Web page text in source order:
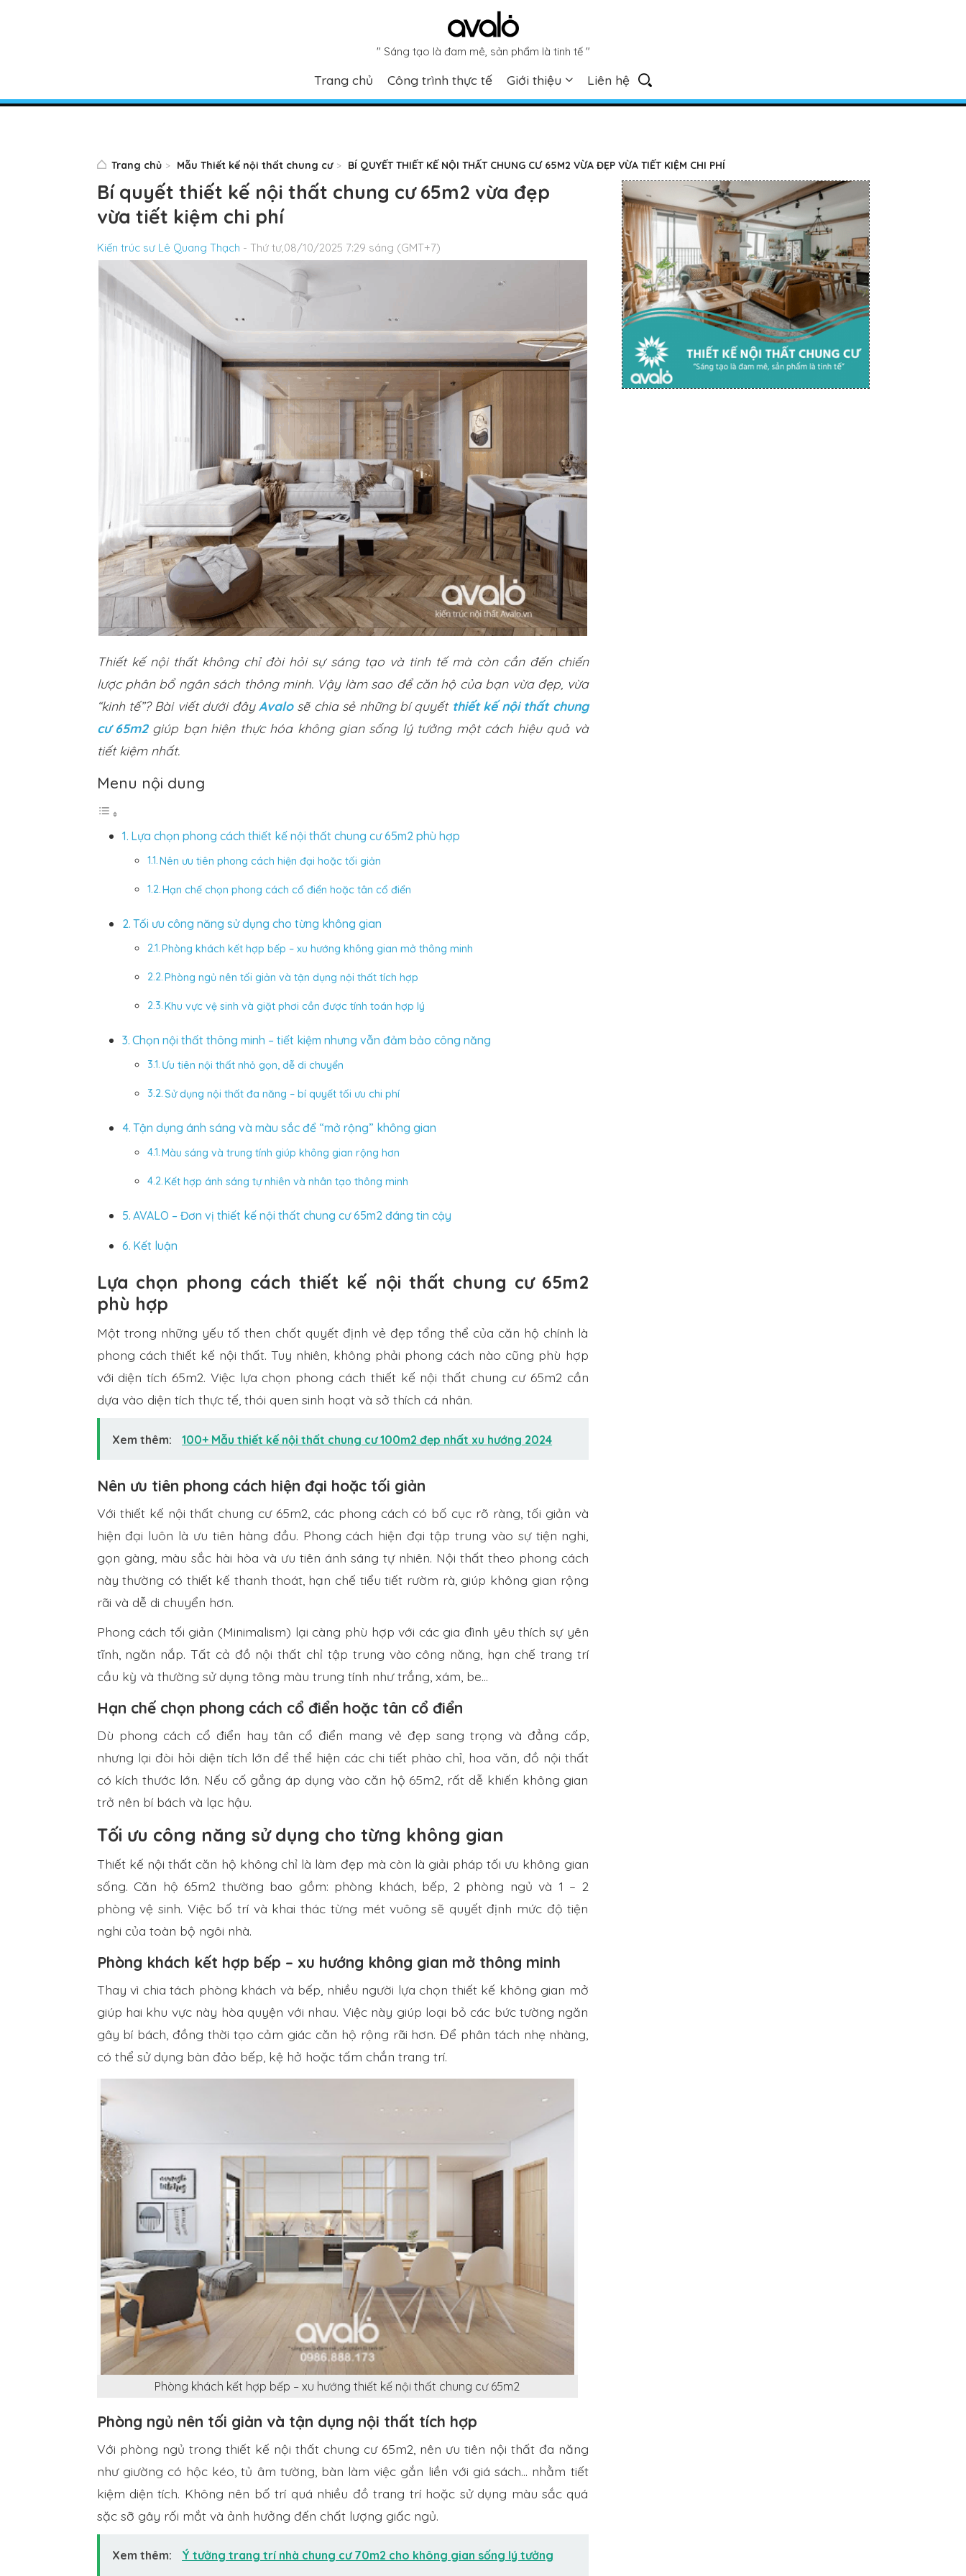
" Sáng tạo là đam mê, sản phẩm là tinh tế "
Trang chủ Công trình thực tế Giới thiệu Liên hệ
Trang chủ Mẫu Thiết kế nội thất chung cư BÍ QUYẾT THIẾT KẾ NỘI THẤT CHUNG CƯ 65M2 VỪA ĐẸP VỪA TIẾT KIỆM CHI PHÍ
Bí quyết thiết kế nội thất chung cư 65m2 vừa đẹp
vừa tiết kiệm chi phí
Kiến trúc sư Lê Quang Thạch - Thứ tư,08/10/2025 7:29 sáng (GMT+7)
Thiết kế nội thất không chỉ đòi hỏi sự sáng tạo và tinh tế mà còn cần đến chiến
lược phân bổ ngân sách thông minh. Vậy làm sao để căn hộ của bạn vừa đẹp, vừa
“kinh tế”? Bài viết dưới đâyAvalosẽ chia sẻ những bí quyết thiết kế nội thất chung
cư 65m2giúp bạn hiện thực hóa không gian sống lý tưởng một cách hiệu quả và
tiết kiệm nhất.
Menu nội dung
Lựa chọn phong cách thiết kế nội thất chung cư 65m2 phù hợp
Nên ưu tiên phong cách hiện đại hoặc tối giản
Hạn chế chọn phong cách cổ điển hoặc tân cổ điển
Tối ưu công năng sử dụng cho từng không gian
Phòng khách kết hợp bếp – xu hướng không gian mở thông minh
Phòng ngủ nên tối giản và tận dụng nội thất tích hợp
Khu vực vệ sinh và giặt phơi cần được tính toán hợp lý
Chọn nội thất thông minh – tiết kiệm nhưng vẫn đảm bảo công năng
Ưu tiên nội thất nhỏ gọn, dễ di chuyển
Sử dụng nội thất đa năng – bí quyết tối ưu chi phí
Tận dụng ánh sáng và màu sắc để “mở rộng” không gian
Màu sáng và trung tính giúp không gian rộng hơn
Kết hợp ánh sáng tự nhiên và nhân tạo thông minh
AVALO – Đơn vị thiết kế nội thất chung cư 65m2 đáng tin cậy
Kết luận
Lựa chọn phong cách thiết kế nội thất chung cư 65m2
phù hợp
Một trong những yếu tố then chốt quyết định vẻ đẹp tổng thể của căn hộ chính là
phong cách thiết kế nội thất. Tuy nhiên, không phải phong cách nào cũng phù hợp
với diện tích 65m2. Việc lựa chọn phong cách thiết kế nội thất chung cư 65m2 cần
dựa vào diện tích thực tế, thói quen sinh hoạt và sở thích cá nhân.
Xem thêm: 100+ Mẫu thiết kế nội thất chung cư 100m2 đẹp nhất xu hướng 2024
Nên ưu tiên phong cách hiện đại hoặc tối giản
Với thiết kế nội thất chung cư 65m2, các phong cách có bố cục rõ ràng, tối giản và
hiện đại luôn là ưu tiên hàng đầu. Phong cách hiện đại tập trung vào sự tiện nghi,
gọn gàng, màu sắc hài hòa và ưu tiên ánh sáng tự nhiên. Nội thất theo phong cách
này thường có thiết kế thanh thoát, hạn chế tiểu tiết rườm rà, giúp không gian rộng
rãi và dễ di chuyển hơn.
Phong cách tối giản (Minimalism) lại càng phù hợp với các gia đình yêu thích sự yên
tĩnh, ngăn nắp. Tất cả đồ nội thất chỉ tập trung vào công năng, hạn chế trang trí
cầu kỳ và thường sử dụng tông màu trung tính như trắng, xám, be…
Hạn chế chọn phong cách cổ điển hoặc tân cổ điển
Dù phong cách cổ điển hay tân cổ điển mang vẻ đẹp sang trọng và đẳng cấp,
nhưng lại đòi hỏi diện tích lớn để thể hiện các chi tiết phào chỉ, hoa văn, đồ nội thất
có kích thước lớn. Nếu cố gắng áp dụng vào căn hộ 65m2, rất dễ khiến không gian
trở nên bí bách và lạc hậu.
Tối ưu công năng sử dụng cho từng không gian
Thiết kế nội thất căn hộ không chỉ là làm đẹp mà còn là giải pháp tối ưu không gian
sống. Căn hộ 65m2 thường bao gồm: phòng khách, bếp, 2 phòng ngủ và 1 – 2
phòng vệ sinh. Việc bố trí và khai thác từng mét vuông sẽ quyết định mức độ tiện
nghi của toàn bộ ngôi nhà.
Phòng khách kết hợp bếp – xu hướng không gian mở thông minh
Thay vì chia tách phòng khách và bếp, nhiều người lựa chọn thiết kế không gian mở
giúp hai khu vực này hòa quyện với nhau. Việc này giúp loại bỏ các bức tường ngăn
gây bí bách, đồng thời tạo cảm giác căn hộ rộng rãi hơn. Để phân tách nhẹ nhàng,
có thể sử dụng bàn đảo bếp, kệ hở hoặc tấm chắn trang trí.
Phòng khách kết hợp bếp – xu hướng thiết kế nội thất chung cư 65m2
Phòng ngủ nên tối giản và tận dụng nội thất tích hợp
Với phòng ngủ trong thiết kế nội thất chung cư 65m2, nên ưu tiên nội thất đa năng
như giường có hộc kéo, tủ âm tường, bàn làm việc gắn liền với giá sách… nhằm tiết
kiệm diện tích. Không nên bố trí quá nhiều đồ trang trí hoặc sử dụng màu sắc quá
sặc sỡ gây rối mắt và ảnh hưởng đến chất lượng giấc ngủ.
Xem thêm: Ý tưởng trang trí nhà chung cư 70m2 cho không gian sống lý tưởng